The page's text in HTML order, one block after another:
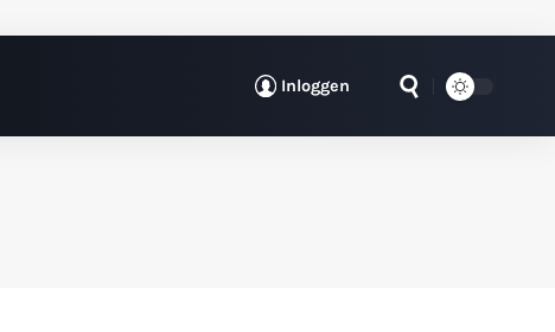
Inloggen